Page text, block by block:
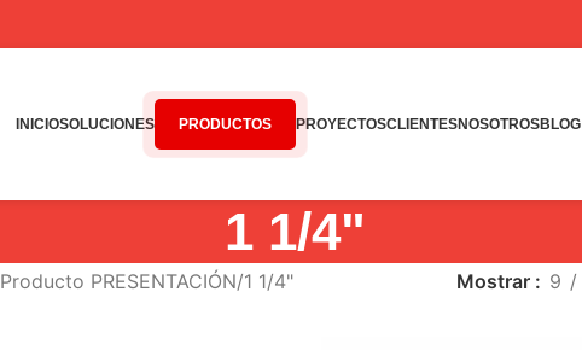
INICIOSOLUCIONES PRODUCTOS PROYECTOSCLIENTESNOSOTROSBLOG
1 1/4"
Producto PRESENTACIÓN 1 1/4" Mostrar 9